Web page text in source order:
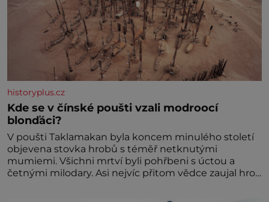
historyplus.cz
Kde se v čínské poušti vzali modroocí
blonďáci?
V poušti Taklamakan byla koncem minulého století
objevena stovka hrobů s téměř netknutými
mumiemi. Všichni mrtví byli pohřbeni s úctou a
četnými milodary. Asi nejvíc přitom vědce zaujal hrob